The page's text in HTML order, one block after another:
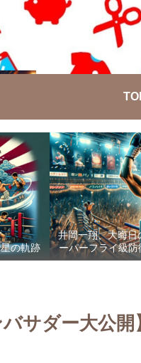
の軌跡
井岡一翔、大晦日
ーパーフライ級
バサダー大公